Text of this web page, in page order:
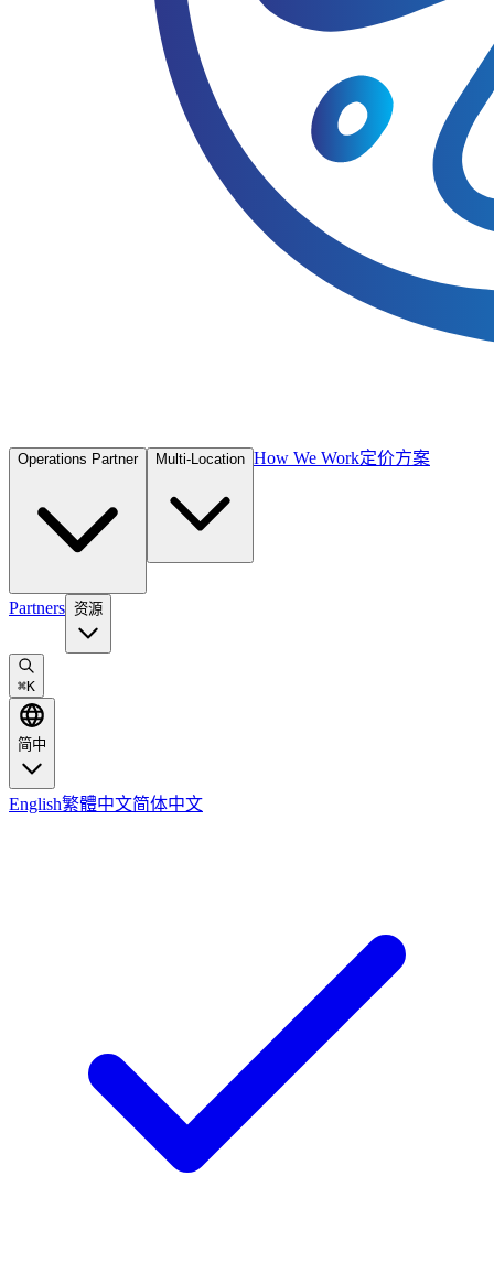
Operations Partner Multi-Location How We Work定价方案
Partners 资源
⌘K
简中
English繁體中文简体中文